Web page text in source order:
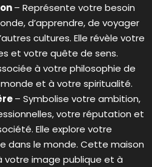
– Représente votre besoin
d’apprendre, de voyager
cultures. Elle révèle votre
et votre quête de sens.
à votre philosophie de
et à votre spiritualité.
– Symbolise votre ambition,
votre réputation et
Elle explore votre
dans le monde. Cette maison
image publique et à